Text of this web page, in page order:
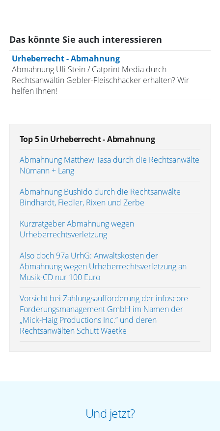
Das könnte Sie auch interessieren
Urheberrecht - Abmahnung
Abmahnung Uli Stein / Catprint Media durch
Rechtsanwältin Gebler-Fleischhacker erhalten? Wir
helfen Ihnen!
Top 5 in Urheberrecht - Abmahnung
Abmahnung Matthew Tasa durch die Rechtsanwälte
Nümann + Lang
Abmahnung Bushido durch die Rechtsanwälte
Bindhardt, Fiedler, Rixen und Zerbe
Kurzratgeber Abmahnung wegen
Urheberrechtsverletzung
Also doch 97a UrhG: Anwaltskosten der
Abmahnung wegen Urheberrechtsverletzung an
Musik-CD nur 100 Euro
Vorsicht bei Zahlungsaufforderung der infoscore
Forderungsmanagement GmbH im Namen der
„Mick-Haig Productions Inc.” und deren
Rechtsanwälten Schutt Waetke
Und jetzt?